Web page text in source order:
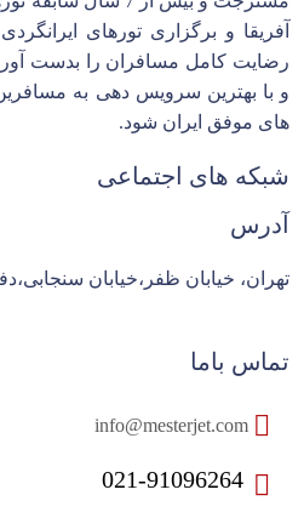
آفریقا و برگزاری تورهای
رضایت کامل مسافران را بدست
و با بهترین سرویس دهی به مسافرین
های موفق ایران شود.
شبکه های اجتماعی
آدرس
تهران، خیابان ظفر،خیابان سنجابی،دفتری
تماس باما
021-91096264